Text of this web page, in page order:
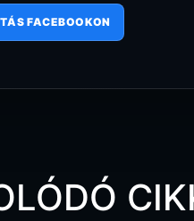
FACEBOOKON